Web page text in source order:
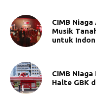
CIMB
Musik
untuk
CIMB
Halte GBK